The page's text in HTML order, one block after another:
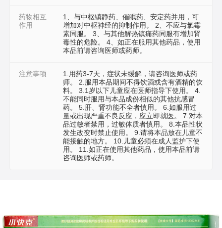
药物相互
作用
1、与中枢镇静药、催眠药、安定药并用，可
增加对中枢神经的抑制作用。 2、不应与氯霉
素同服。 3、与其他解热镇痛药同服有增加肾
毒性的危险。 4、如正在服用其他药品，使用
本品前请咨询医师或药师。
注意事项
1.用药3-7天，症状未缓解，请咨询医师或药
师。 2.服用本品期间不得饮酒或含有酒精的饮
料。 3.1岁以下儿童应在医师指导下使用。 4.
不能同时服用与本品成份相似的其他抗感冒
药。 5.肝、肾功能不全者慎用。 6.如服用过
量或出现严重不良反应，应立即就医。 7.对本
品过敏者禁用，过敏体质者慎用。 8.本品性状
发生改变时禁止使用。 9.请将本品放在儿童不
能接触的地方。 10.儿童必须在成人监护下使
用。 11.如正在使用其他药品，使用本品前请
咨询医师或药师。